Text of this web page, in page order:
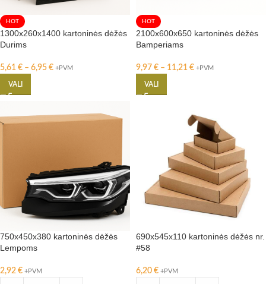
HOT
1300x260x1400 kartoninės dėžės
Durims
5,61 € – 6,95 € +PVM
VALI
HOT
2100x600x650 kartoninės dėžės
Bamperiams
9,97 € – 11,21 € +PVM
VALI
750x450x380 kartoninės dėžės
Lempoms
2,92 € +PVM
690x545x110 kartoninės dėžės nr.
#58
6,20 € +PVM